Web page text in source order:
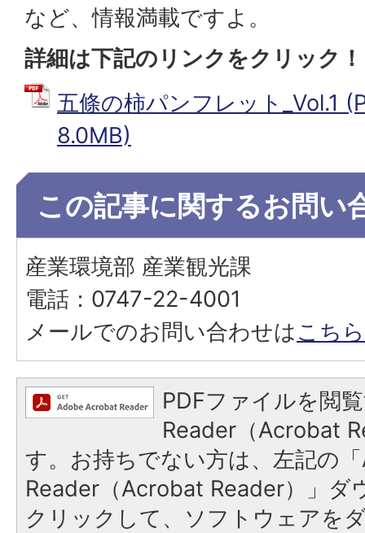
など、情報満載ですよ。
詳細は下記のリンクをクリック！
五條の柿パンフレット_Vol.1
8.0MB)
この記事に関するお問い
産業環境部 産業観光課
電話：0747-22-4001
メールでのお問い合わせはこちら
PDFファイルを閲
Reader（Acrobat
す。お持ちでない方は、左記の
Reader（Acrobat Reader）」ダ
クリックして、ソフトウェアを